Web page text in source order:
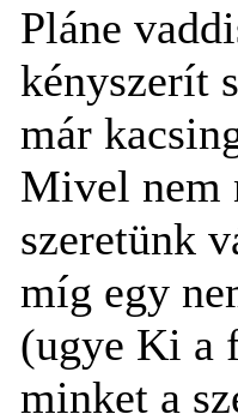
Pláne
kényszerít
már
Mivel nem
szeretünk
míg egy
(ugye Ki a
minket a